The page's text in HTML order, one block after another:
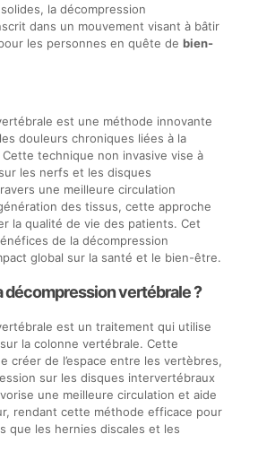
la décompression
dans un mouvement visant à bâtir
les personnes en quête de bien-
est une méthode innovante
douleurs chroniques liées à la
technique non invasive vise à
les nerfs et les disques
une meilleure circulation
des tissus, cette approche
la qualité de vie des patients. Cet
de la décompression
global sur la santé et le bien-être.
décompression vertébrale ?
est un traitement qui utilise
la colonne vertébrale. Cette
créer de l’espace entre les vertèbres,
sur les disques intervertébraux
une meilleure circulation et aide
rendant cette méthode efficace pour
que les hernies discales et les